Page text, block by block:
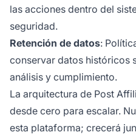
las acciones dentro del
seguridad.
Retención de datos:
conservar datos históricos
análisis y cumplimiento.
La arquitectura de Post
desde cero para escalar.
esta plataforma; crecerá